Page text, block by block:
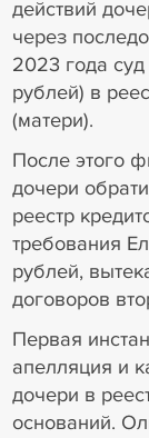
действий
через
2023 года
рублей) в
(матери).
После этого
дочери
реестр
требования
рублей,
договоров
Первая
апелляция и
дочери в
оснований.